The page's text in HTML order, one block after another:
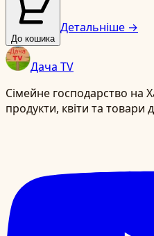
До кошика
Детальніше →
Дача TV
Сімейне господарство на
продукти, квіти та товари